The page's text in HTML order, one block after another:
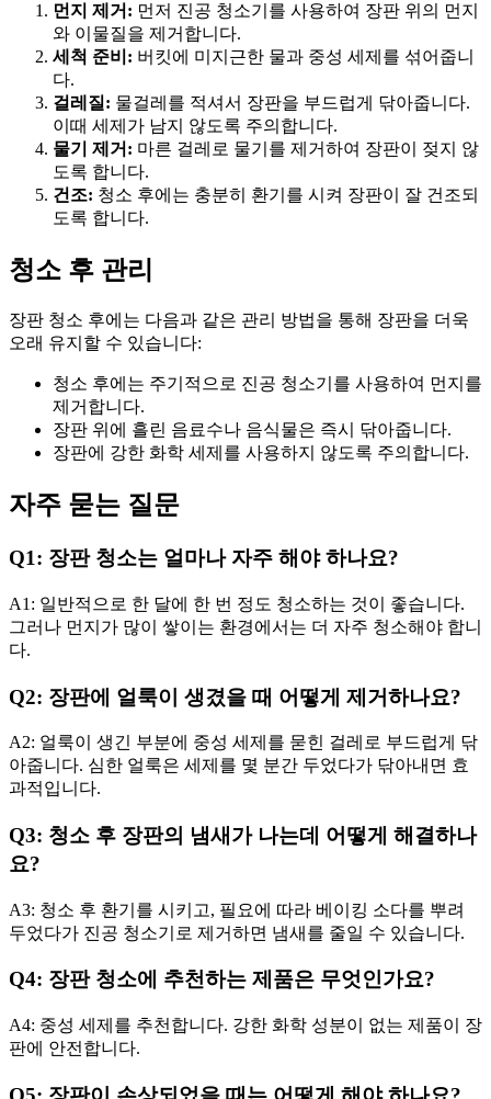
먼지 제거: 먼저 진공 청소기를 사용하여 장판 위의 먼지
와 이물질을 제거합니다.
세척 준비: 버킷에 미지근한 물과 중성 세제를 섞어줍니
다.
걸레질: 물걸레를 적셔서 장판을 부드럽게 닦아줍니다.
이때 세제가 남지 않도록 주의합니다.
물기 제거: 마른 걸레로 물기를 제거하여 장판이 젖지 않
도록 합니다.
건조: 청소 후에는 충분히 환기를 시켜 장판이 잘 건조되
도록 합니다.
청소 후 관리
장판 청소 후에는 다음과 같은 관리 방법을 통해 장판을 더욱
오래 유지할 수 있습니다:
청소 후에는 주기적으로 진공 청소기를 사용하여 먼지를
제거합니다.
장판 위에 흘린 음료수나 음식물은 즉시 닦아줍니다.
장판에 강한 화학 세제를 사용하지 않도록 주의합니다.
자주 묻는 질문
Q1: 장판 청소는 얼마나 자주 해야 하나요?
A1: 일반적으로 한 달에 한 번 정도 청소하는 것이 좋습니다.
그러나 먼지가 많이 쌓이는 환경에서는 더 자주 청소해야 합니
다.
Q2: 장판에 얼룩이 생겼을 때 어떻게 제거하나요?
A2: 얼룩이 생긴 부분에 중성 세제를 묻힌 걸레로 부드럽게 닦
아줍니다. 심한 얼룩은 세제를 몇 분간 두었다가 닦아내면 효
과적입니다.
Q3: 청소 후 장판의 냄새가 나는데 어떻게 해결하나
요?
A3: 청소 후 환기를 시키고, 필요에 따라 베이킹 소다를 뿌려
두었다가 진공 청소기로 제거하면 냄새를 줄일 수 있습니다.
Q4: 장판 청소에 추천하는 제품은 무엇인가요?
A4: 중성 세제를 추천합니다. 강한 화학 성분이 없는 제품이 장
판에 안전합니다.